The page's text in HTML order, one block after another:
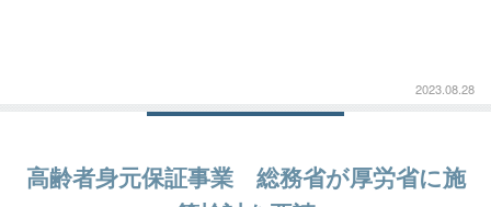
2023.08.28
高齢者身元保証事業 総務省が厚労省に施